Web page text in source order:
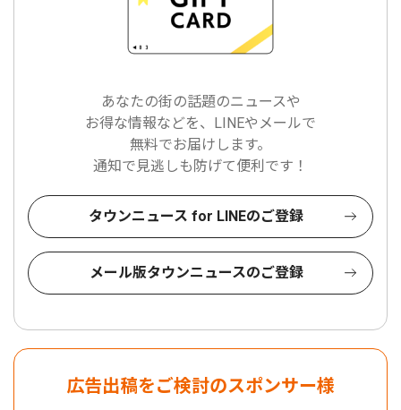
あなたの街の話題のニュースや
お得な情報などを、LINEやメールで
無料でお届けします。
通知で見逃しも防げて便利です！
タウンニュース for LINEのご登録
メール版タウンニュースのご登録
広告出稿をご検討のスポンサー様